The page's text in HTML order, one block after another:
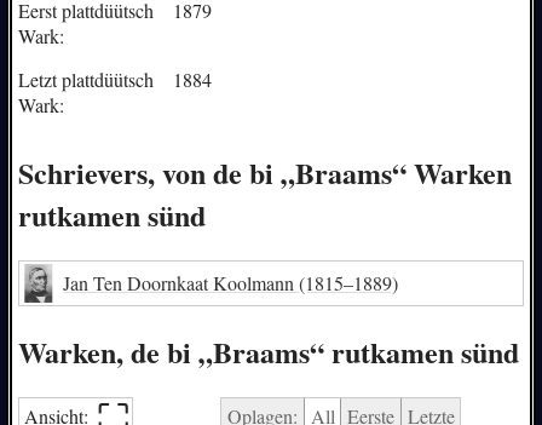
Eerst plattdüütsch
Wark:
1879
Letzt plattdüütsch
Wark:
1884
Schrievers, von de bi „Braams“ Warken
rutkamen sünd
Jan Ten Doornkaat Koolmann(1815–1889)
Warken, de bi „Braams“ rutkamen sünd
Ansicht: Oplagen: All Eerste Letzte